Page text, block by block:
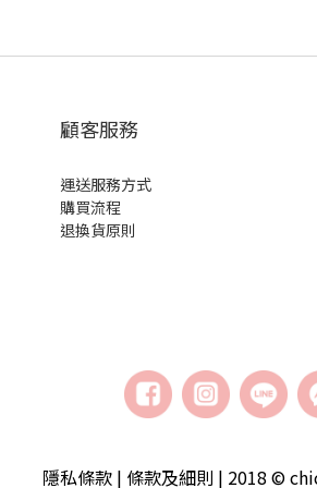
顧客服務
運送服務方式
購買流程
退換貨原則
隱私條款 | 條款及細則 | 2018 ©